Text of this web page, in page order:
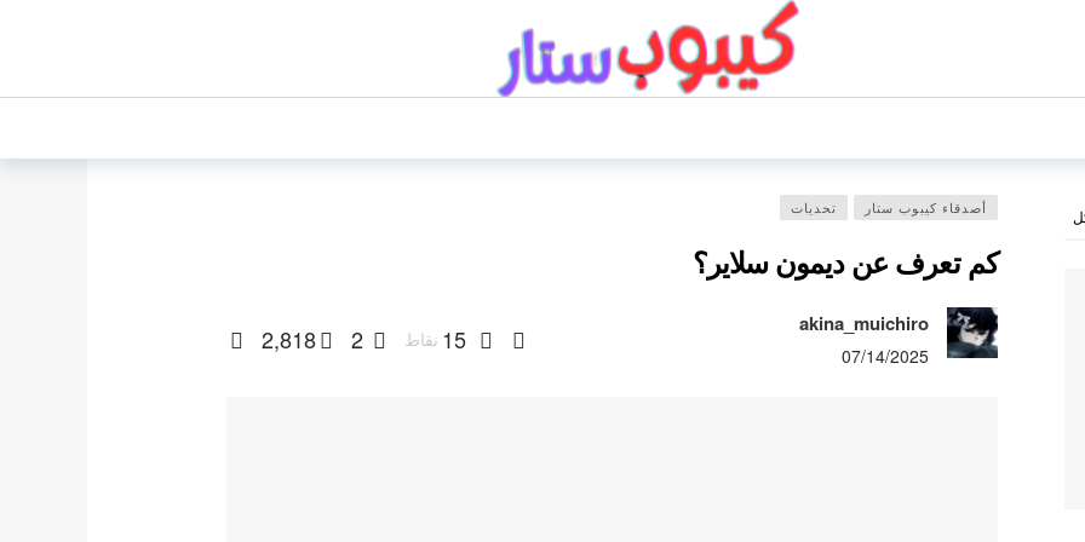
أصدقاء كيبوب ستار تحديات
كم تعرف عن ديمون سلاير؟
akina_muichiro
07/14/2025
15 نقاط 2
2,818